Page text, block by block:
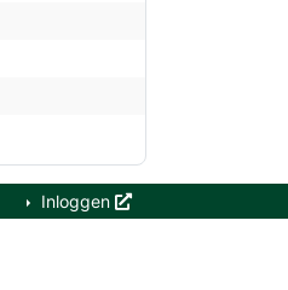
Inloggen